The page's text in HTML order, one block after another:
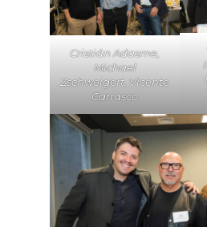
Cristián Adasme,
Michael
Zschweigert, Vicente
Carrasco